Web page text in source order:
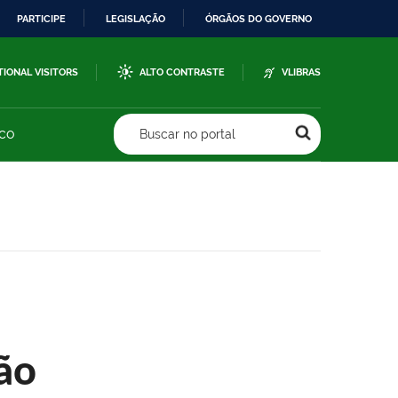
PARTICIPE LEGISLAÇÃO ÓRGÃOS DO GOVERNO
VISITORS ALTO CONTRASTE VLIBRAS
Buscar no portal